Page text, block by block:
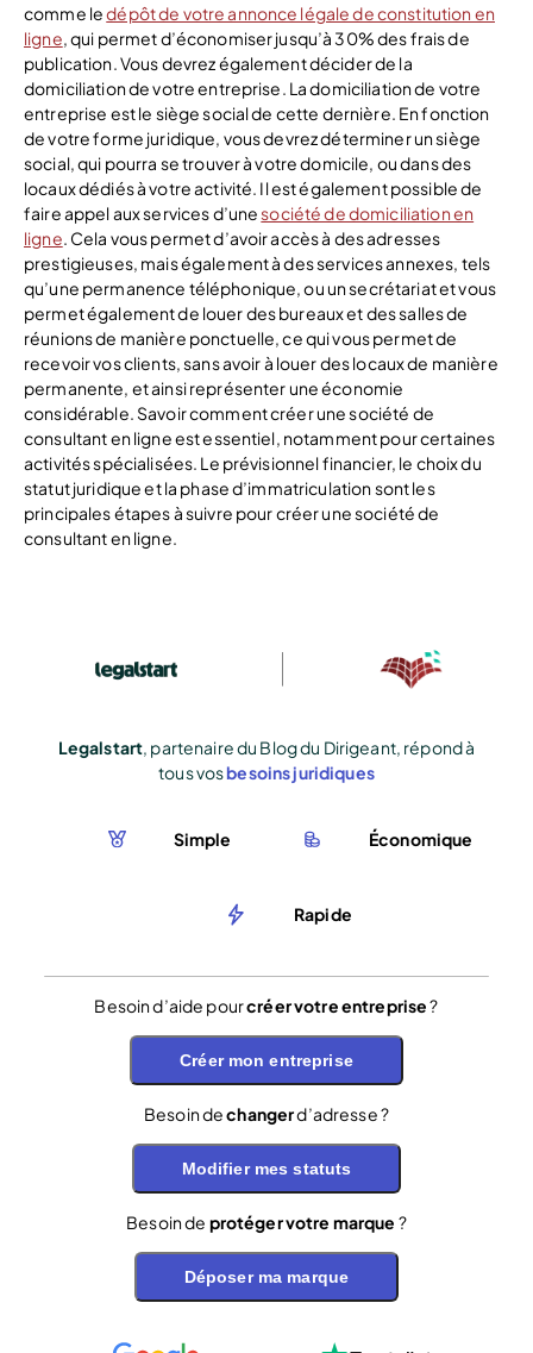
comme ledépôt de votre annonce légale de constitution en
ligne, qui permet d’économiser jusqu’à 30% des frais de
publication. Vous devrez également décider de la
domiciliation de votre entreprise. La domiciliation de votre
entreprise est le siège social de cette dernière. En fonction
de votre forme juridique, vous devrez déterminer un siège
social, qui pourra se trouver à votre domicile, ou dans des
locaux dédiés à votre activité. Il est également possible de
faire appel aux services d’unesociété de domiciliation en
ligne. Cela vous permet d’avoir accès à des adresses
prestigieuses, mais également à des services annexes, tels
qu’une permanence téléphonique, ou un secrétariat et vous
permet également de louer des bureaux et des salles de
réunions de manière ponctuelle, ce qui vous permet de
recevoir vos clients, sans avoir à louer des locaux de manière
permanente, et ainsi représenter une économie
considérable. Savoir comment créer une société de
consultant en ligne est essentiel, notamment pour certaines
activités spécialisées. Le prévisionnel financier, le choix du
statut juridique et la phase d’immatriculation sont les
principales étapes à suivre pour créer une société de
consultant en ligne.
Legalstart, partenaire du Blog du Dirigeant, répond à
tous vosbesoins juridiques
Simple Économique
Rapide
Besoin d’aide pourcréer votre entreprise?
Créer mon entreprise
Besoin dechangerd’adresse ?
Modifier mes statuts
Besoin de protéger votre marque ?
Déposer ma marque